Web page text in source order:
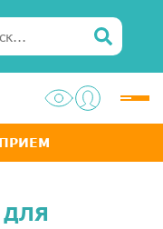
Услуги